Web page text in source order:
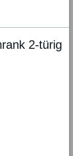
2-türig